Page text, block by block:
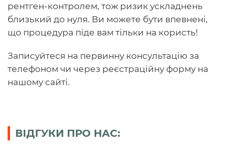
рентген-контролем, тож ризик ускладнень
близький до нуля. Ви можете бути впевнені,
що процедура піде вам тільки на користь!
Записуйтеся на первинну консультацію за
телефоном чи через реєстраційну форму на
нашому сайті.
ВІДГУКИ ПРО НАС: